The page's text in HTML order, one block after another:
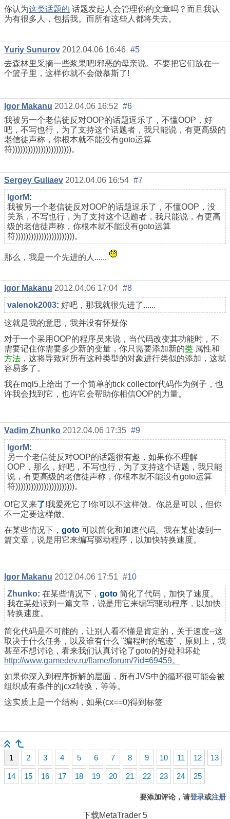
你认为这类话题的 话题发起人会管理你的文章吗？而且我认
为有很多人，包括我。而所有这些人都将失去。
Yuriy Sunurov 2012.04.06 16:46 #5
去森林里采摘一些浆果吧!邪恶的母亲说。不要把它们放在一
个篮子里，这样你就不会做慕斯了!
Igor Makanu 2012.04.06 16:52 #6
我被另一个老信徒反对OOP的话题逗乐了，不懂OOP，好
吧，不写也行，为了支持这个话题者，我只能说，有更高级的
老信徒声称，你根本就不能没有goto运算
符)))))))))))))))))))))))。
Sergey Guliaev 2012.04.06 16:54 #7
IgorM:
我被另一个老信徒反对OOP的话题逗乐了，不懂OOP，没
关系，不写也行，为了支持这个话题者，我只能说，有更高
级的老信徒声称，你根本就不能没有goto运算
符)))))))))))))))))))))))。
那么，我是一个先进的人......
Igor Makanu 2012.04.06 17:04 #8
valenok2003: 好吧，那我就很先进了......
这就是我的意思，我并没有怀疑你
对于一个采用OOP的程序员来说，当代码改变其功能时，不
需要记住你需要多少新的变量，你只需要添加新的类 属性和
方法 ，这将导致对所有这种类型的对象进行类似的添加，这就
容易多了。
我在mql5上给出了一个简单的tick collector代码作为例子，也
许我会找到它，也许它会帮助你相信OOP的力量。
Vadim Zhunko 2012.04.06 17:35 #9
IgorM:
另一个老信徒反对OOP的话题很有趣，如果你不理解
OOP，那么，好吧，不写也行，为了支持这个话题，我只能
说，有更高级的老信徒声称，你根本就不能没有goto运算
符)))))))))))))))))))))))。
О!它又来了!我爱死它了!你可以不这样做。你总是可以，但你
不一定要这样做。
在某些情况下， goto 可以简化和加速代码。我在某处读到一
篇文章，说是用它来编写驱动程序，以加快转换速度。
Igor Makanu 2012.04.06 17:51 #10
Zhunko: 在某些情况下， goto 简化了代码，加快了速度。
我在某处读到一篇文章，说是用它来编写驱动程序，以加快
转换速度。
简化代码是不可能的，让别人看不懂是肯定的，关于速度--这
取决于什么任务，以及谁有什么 "编程时的笔迹"，原则上，我
甚至不想讨论，看来我们认真讨论了goto的好处和坏处
http://www.gamedev.ru/flame/forum/?id=69459。
如果你深入到程序拆解的层面，所有JVS中的循环很可能会被
组织成有条件的jcxz转换，等等。
这实质上是一个结构，如果(cx==0)得到标签
1 2 3 4 5 6 7 8 9 10 11 12 13
14 15 16 17 18 19 20 21 22 23 24 25
要添加评论，请登录或注册
下载MetaTrader 5